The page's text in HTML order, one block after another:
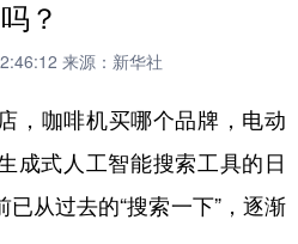
量子 体育
军事
吗？
来源：新华社
咖啡机买哪个品牌，电动
式人工智能搜索工具的日
从过去的“搜索一下”，逐渐